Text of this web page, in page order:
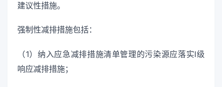
建议性措施。
强制性减排措施包括：
（1）纳入应急减排措施清单管理的污染源应落实Ⅰ级
响应减排措施；